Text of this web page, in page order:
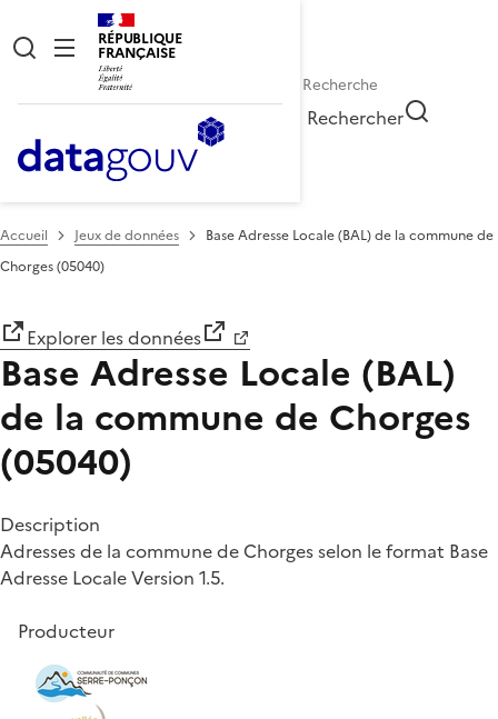
RÉPUBLIQUE
FRANÇAISE
Rechercher
Accueil Jeux de données
Base Adresse Locale (BAL) de la commune de
Chorges (05040)
Explorer les données
Base Adresse Locale (BAL)
de la commune de Chorges
(05040)
Description
Adresses de la commune de Chorges selon le format Base
Adresse Locale Version 1.5.
Producteur